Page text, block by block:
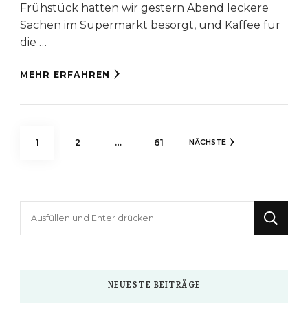
Frühstück hatten wir gestern Abend leckere
Sachen im Supermarkt besorgt, und Kaffee für
die …
MEHR ERFAHREN
Seitennummerierung
SEITE
1 SEITE
2 … SEITE
61 NÄCHSTE
NEUESTE BEITRÄGE